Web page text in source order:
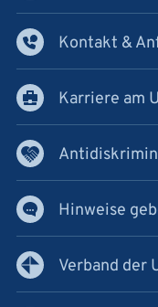
Kontakt &
Karriere am
Hinweise
Verband der